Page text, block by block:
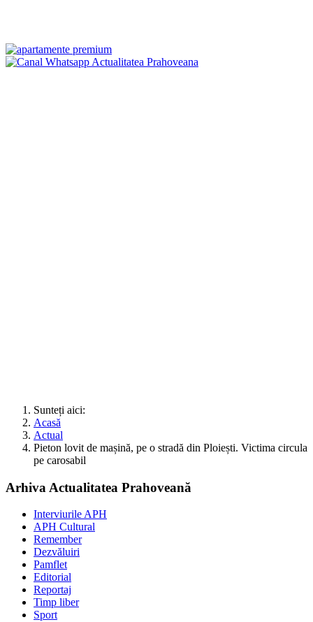
Sunteți aici:
Acasă
Actual
Pieton lovit de mașină, pe o stradă din Ploiești. Victima circula
pe carosabil
Arhiva Actualitatea Prahoveană
Interviurile APH
APH Cultural
Remember
Dezvăluiri
Pamflet
Editorial
Reportaj
Timp liber
Sport